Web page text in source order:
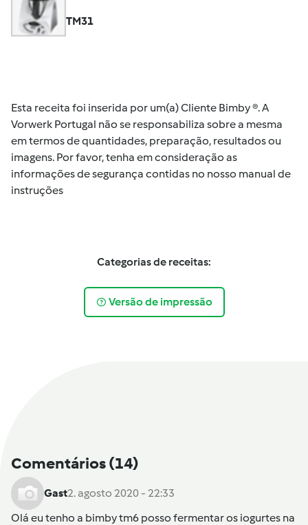
TM31
Esta receita foi inserida por um(a) Cliente Bimby ®. A
Vorwerk Portugal não se responsabiliza sobre a mesma
em termos de quantidades, preparação, resultados ou
imagens. Por favor, tenha em consideração as
informações de segurança contidas no nosso manual de
instruções
Categorias de receitas:
Versão de impressão
Comentários(14)
Gast2. agosto 2020 - 22:33
Olá eu tenho a bimby tm6 posso fermentar os iogurtes na